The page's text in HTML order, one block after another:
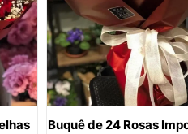
Buquê de 24 Rosas